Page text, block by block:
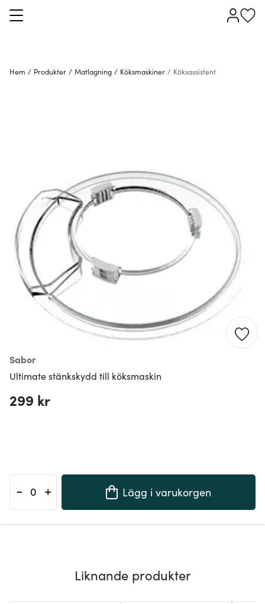
Hem / Produkter / Matlagning / Köksmaskiner / Köksassistent
Sabor
Ultimate stänkskydd till köksmaskin
299 kr
- + Lägg i varukorgen
Liknande produkter